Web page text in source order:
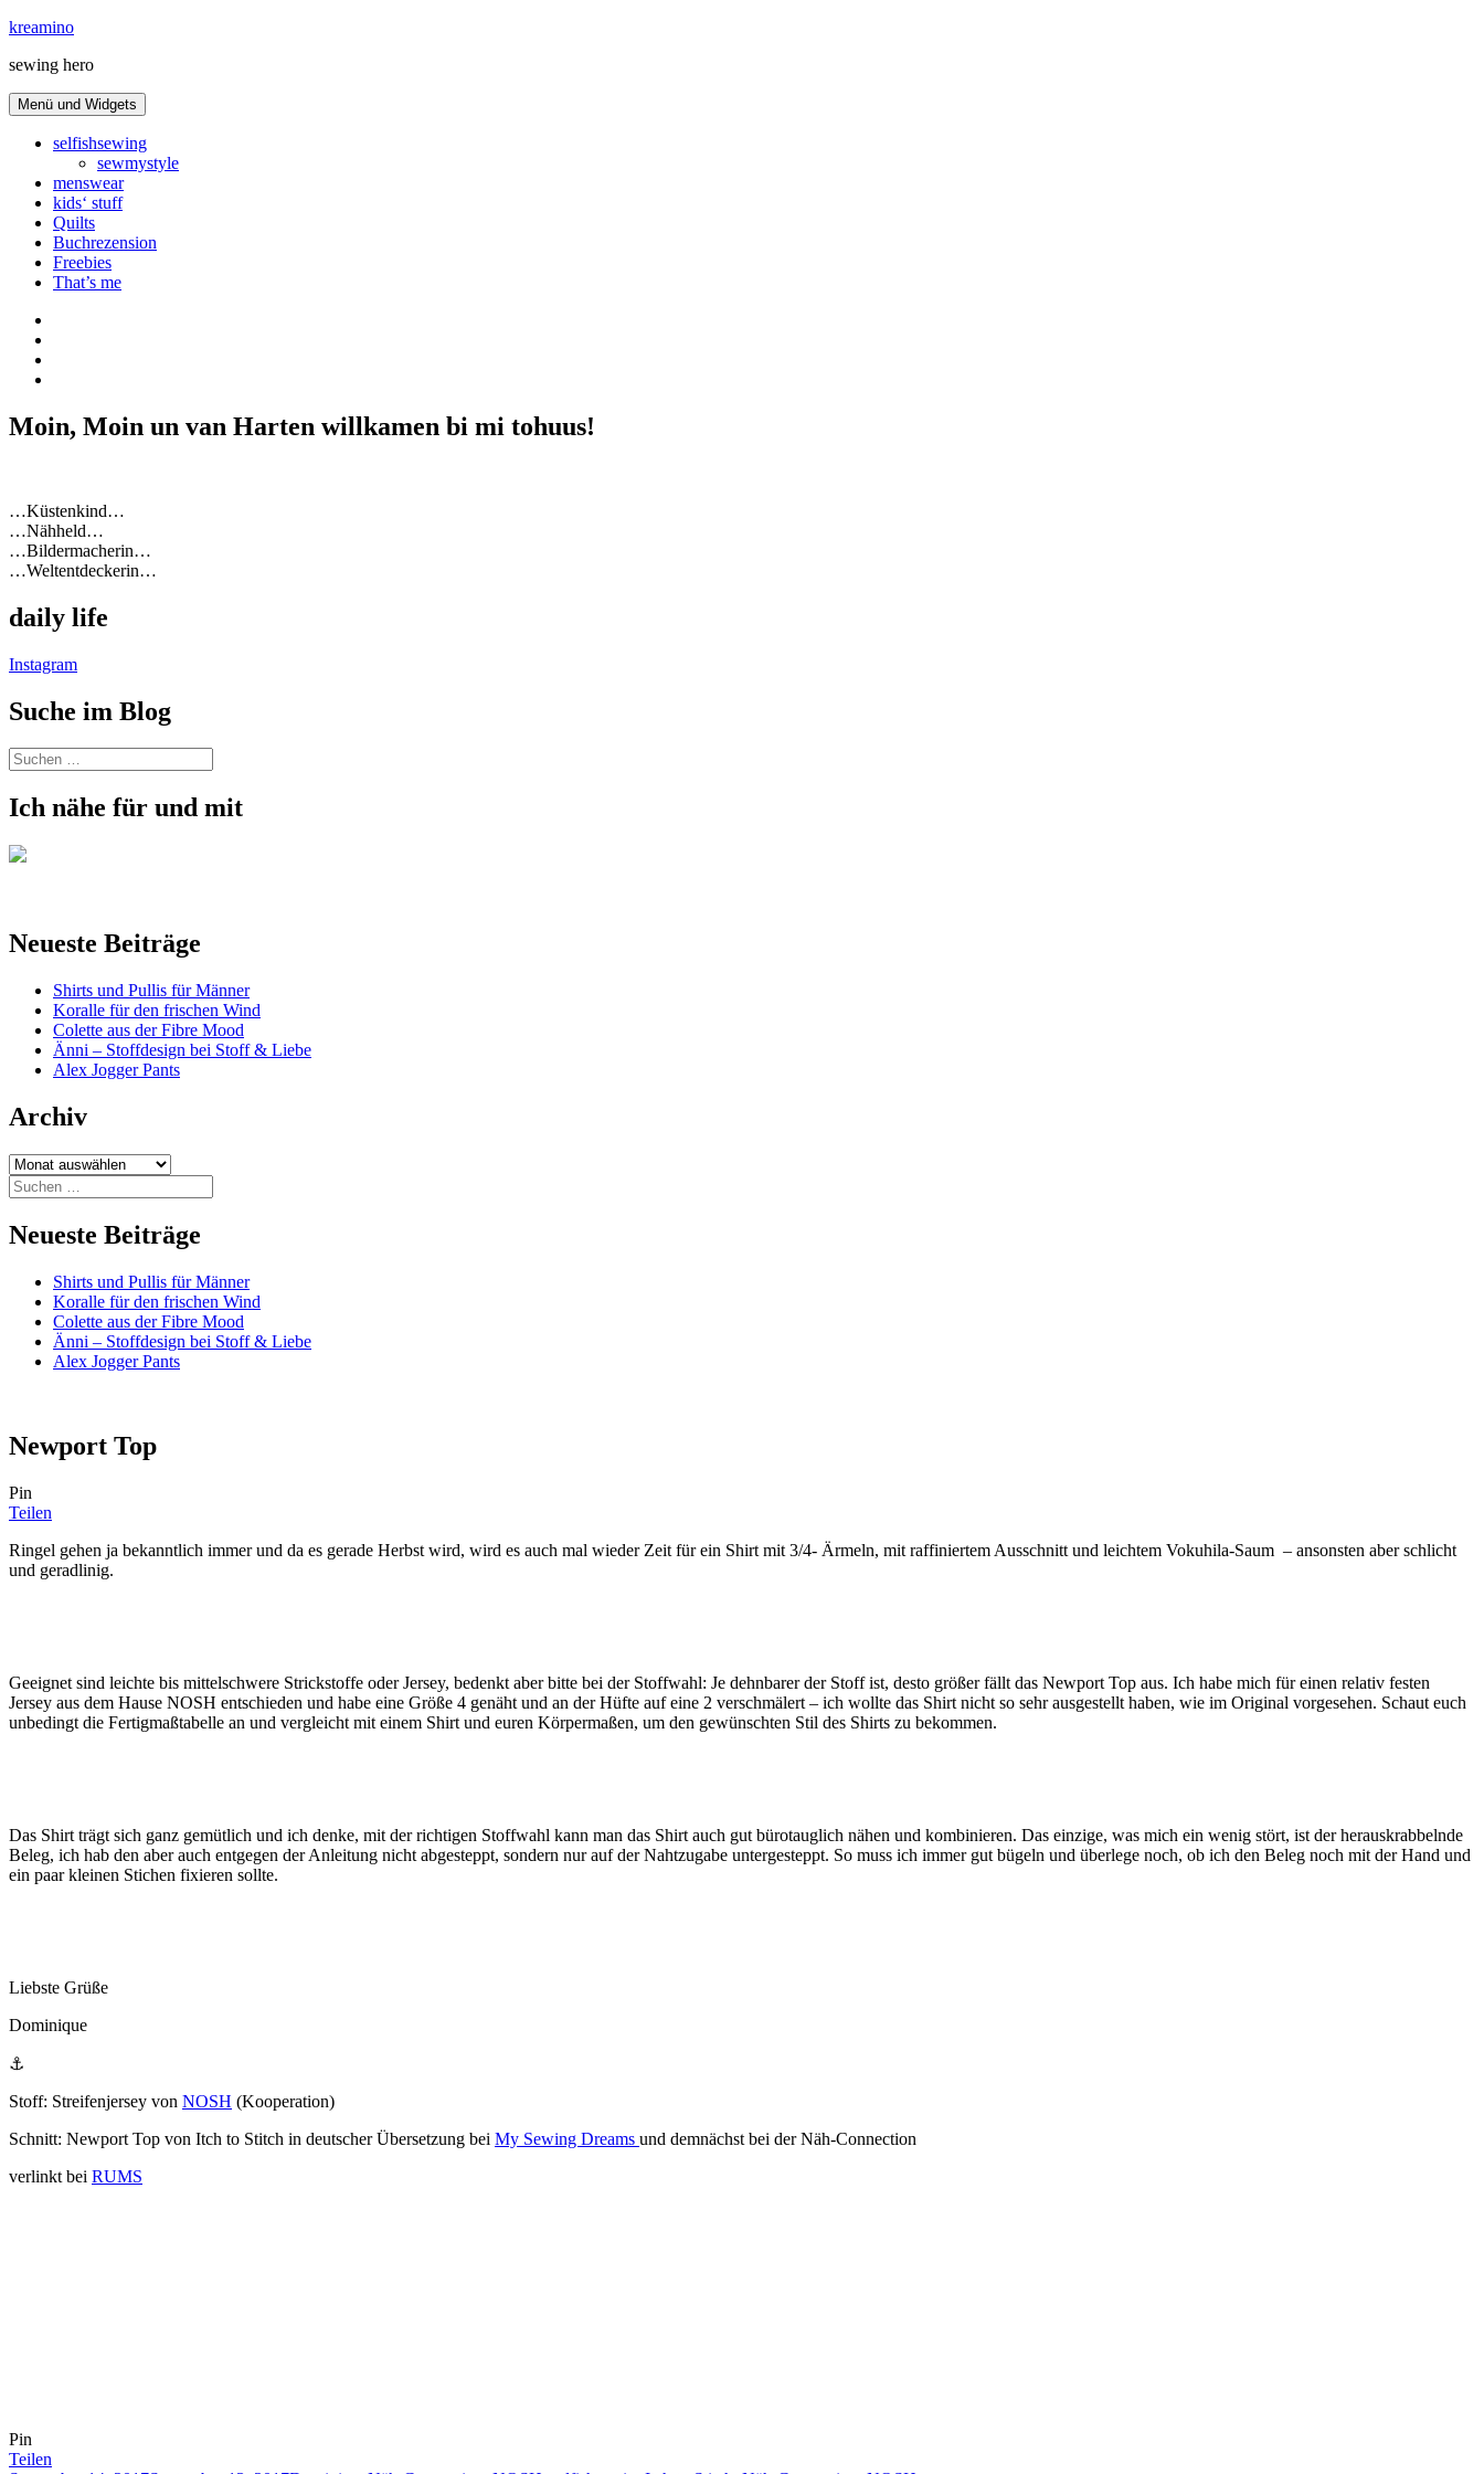
Zum
springen
kreamino
sewing hero
Menü und Widgets
selfishsewing
sewmystyle
menswear
kids‘ stuff
Quilts
Buchrezension
Freebies
That’s me
Moin, Moin un van Harten willkamen bi mi tohuus!
…Küstenkind…
…Nähheld…
…Bildermacherin…
…Weltentdeckerin…
daily life
Instagram
Suche im Blog
Suchen
nach:
Ich nähe für und mit
Neueste Beiträge
Shirts und Pullis für Männer
Koralle für den frischen Wind
Colette aus der Fibre Mood
Änni – Stoffdesign bei Stoff & Liebe
Alex Jogger Pants
Archiv
Archiv
Suchen
nach:
Neueste Beiträge
Shirts und Pullis für Männer
Koralle für den frischen Wind
Colette aus der Fibre Mood
Änni – Stoffdesign bei Stoff & Liebe
Alex Jogger Pants
Newport Top
Pin
Teilen
Ringel gehen ja bekanntlich immer und da es gerade Herbst wird, wird es auch mal wieder Zeit für ein Shirt mit 3/4- Ärmeln, mit raffiniertem Ausschnitt und leichtem Vokuhila-Saum – ansonsten aber schlicht
und geradlinig.
Geeignet sind leichte bis mittelschwere Strickstoffe oder Jersey, bedenkt aber bitte bei der Stoffwahl: Je dehnbarer der Stoff ist, desto größer fällt das Newport Top aus. Ich habe mich für einen relativ festen
Jersey aus dem Hause NOSH entschieden und habe eine Größe 4 genäht und an der Hüfte auf eine 2 verschmälert – ich wollte das Shirt nicht so sehr ausgestellt haben, wie im Original vorgesehen. Schaut euch
unbedingt die Fertigmaßtabelle an und vergleicht mit einem Shirt und euren Körpermaßen, um den gewünschten Stil des Shirts zu bekommen.
Das Shirt trägt sich ganz gemütlich und ich denke, mit der richtigen Stoffwahl kann man das Shirt auch gut bürotauglich nähen und kombinieren. Das einzige, was mich ein wenig stört, ist der herauskrabbelnde
Beleg, ich hab den aber auch entgegen der Anleitung nicht abgesteppt, sondern nur auf der Nahtzugabe untergesteppt. So muss ich immer gut bügeln und überlege noch, ob ich den Beleg noch mit der Hand und
ein paar kleinen Stichen fixieren sollte.
Liebste Grüße
Dominique
⚓
Stoff: Streifenjersey von NOSH (Kooperation)
Schnitt: Newport Top von Itch to Stitch in deutscher Übersetzung bei My Sewing Dreams und demnächst bei der Näh-Connection
verlinkt bei RUMS
Pin
Teilen